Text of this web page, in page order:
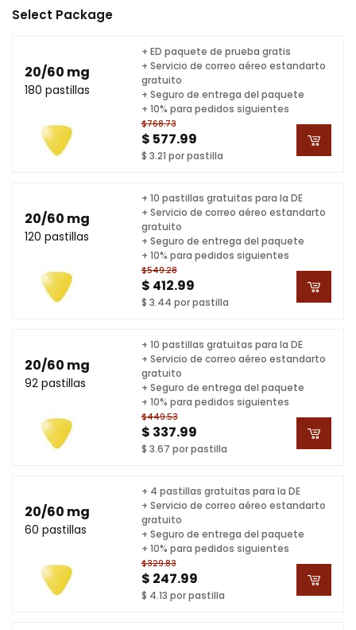
Select Package
20/60 mg
180 pastillas
$768.73
$ 577.99
$ 3.21 por pastilla
+ ED paquete de prueba gratis
+ Servicio de correo aéreo estandarto
gratuito
+ Seguro de entrega del paquete
+ 10% para pedidos siguientes
20/60 mg
120 pastillas
$549.28
$ 412.99
$ 3.44 por pastilla
+ 10 pastillas gratuitas para la DE
+ Servicio de correo aéreo estandarto
gratuito
+ Seguro de entrega del paquete
+ 10% para pedidos siguientes
20/60 mg
92 pastillas
$449.53
$ 337.99
$ 3.67 por pastilla
+ 10 pastillas gratuitas para la DE
+ Servicio de correo aéreo estandarto
gratuito
+ Seguro de entrega del paquete
+ 10% para pedidos siguientes
20/60 mg
60 pastillas
$329.83
$ 247.99
$ 4.13 por pastilla
+ 4 pastillas gratuitas para la DE
+ Servicio de correo aéreo estandarto
gratuito
+ Seguro de entrega del paquete
+ 10% para pedidos siguientes